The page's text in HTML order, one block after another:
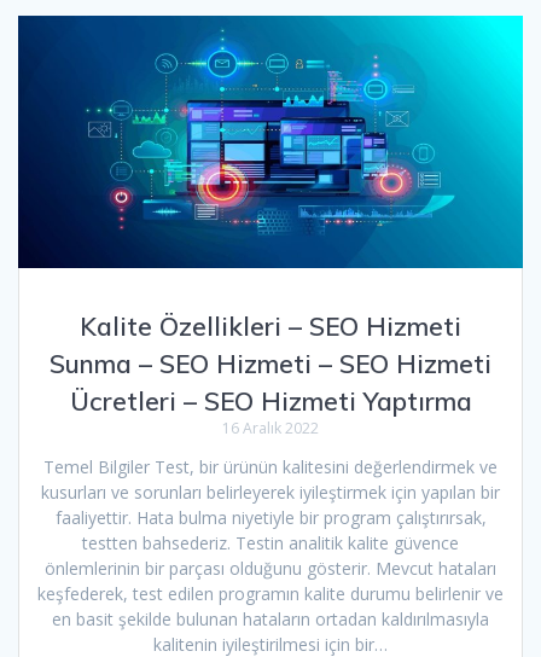
Kalite Özellikleri – SEO Hizmeti
Sunma – SEO Hizmeti – SEO Hizmeti
Ücretleri – SEO Hizmeti Yaptırma
16 Aralık 2022
Temel Bilgiler Test, bir ürünün kalitesini değerlendirmek ve
kusurları ve sorunları belirleyerek iyileştirmek için yapılan bir
faaliyettir. Hata bulma niyetiyle bir program çalıştırırsak,
testten bahsederiz. Testin analitik kalite güvence
önlemlerinin bir parçası olduğunu gösterir. Mevcut hataları
keşfederek, test edilen programın kalite durumu belirlenir ve
en basit şekilde bulunan hataların ortadan kaldırılmasıyla
kalitenin iyileştirilmesi için bir…